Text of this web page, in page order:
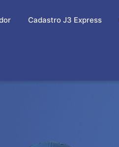
Cadastro J3 Express